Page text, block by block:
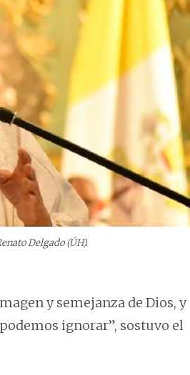
Delgado (ÚH).
y semejanza de Dios, y
ignorar”, sostuvo el